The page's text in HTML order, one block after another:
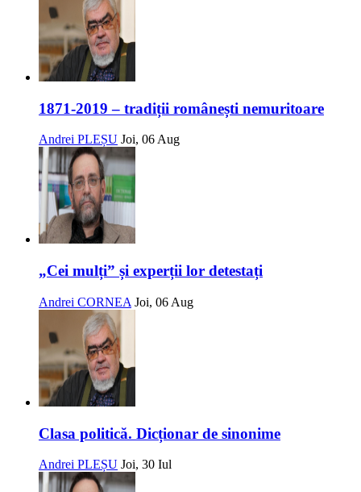
1871-2019 – tradiții românești nemuritoare
Andrei PLEȘU Joi, 06 Aug
„Cei mulți” și experții lor detestați
Andrei CORNEA Joi, 06 Aug
Clasa politică. Dicționar de sinonime
Andrei PLEȘU Joi, 30 Iul